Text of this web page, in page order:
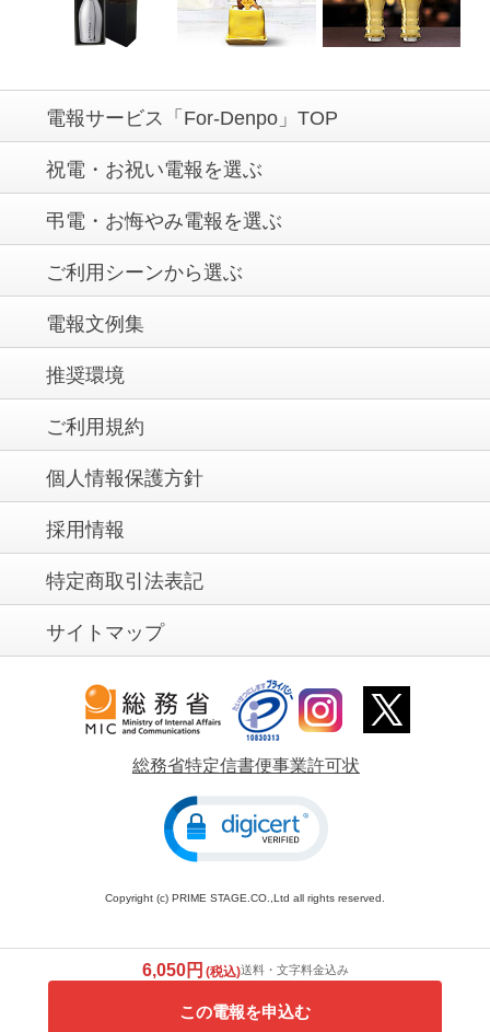
電報サービス「For-Denpo」TOP
祝電・お祝い電報を選ぶ
弔電・お悔やみ電報を選ぶ
ご利用シーンから選ぶ
電報文例集
推奨環境
ご利用規約
個人情報保護方針
採用情報
特定商取引法表記
サイトマップ
総務省特定信書便事業許可状
Copyright (c) PRIME STAGE.CO.,Ltd all rights reserved.
6,050円 (税込)送料・文字料金込み
この電報を申込む